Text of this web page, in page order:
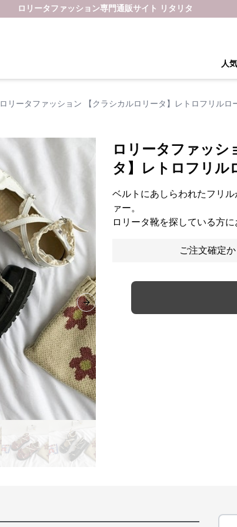
ロリータファッション専門通販サイト リタリタ
人
ロリータファッション 【クラシカルロリータ】レトロフリルロ
Next slide
ロリータファッシ
タ】レトロフリル
ベルトにあしらわれたフリ
ァー。
ロリータ靴を探している方
ご注文確定